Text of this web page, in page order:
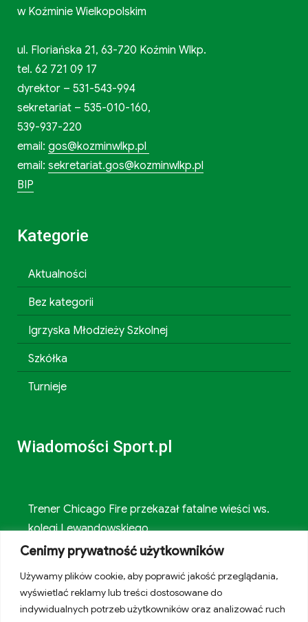
Cenimy prywatność użytkowników
Używamy plików cookie, aby poprawić jakość przeglądania,
wyświetlać reklamy lub treści dostosowane do
indywidualnych potrzeb użytkowników oraz analizować ruch
w Koźminie Wielkopolskim
ul. Floriańska 21, 63-720 Koźmin Wlkp.
tel. 62 721 09 17
dyrektor – 531-543-994
sekretariat – 535-010-160,
539-937-220
email: gos@kozminwlkp.pl
email: sekretariat.gos@kozminwlkp.pl
BIP
Kategorie
Aktualności
Bez kategorii
Igrzyska Młodzieży Szkolnej
Szkółka
Turnieje
Wiadomości Sport.pl
Trener Chicago Fire przekazał fatalne wieści ws.
kolegi Lewandowskiego
rady 89. tenisistce świata
"Największy występ w historii kobiecego